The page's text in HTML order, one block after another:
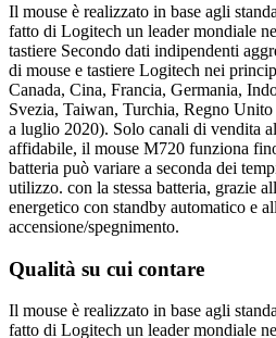
Il mouse è realizzato in base agli
fatto di Logitech un leader mondiale
tastiere Secondo dati indipendenti
di mouse e tastiere Logitech nei
Canada, Cina, Francia, Germania,
Svezia, Taiwan, Turchia, Regno
a luglio 2020). Solo canali di vendita
affidabile, il mouse M720 funziona
batteria può variare a seconda dei
utilizzo. con la stessa batteria, grazie
energetico con standby automatico e
accensione/spegnimento.
Qualità su cui contare
Il mouse è realizzato in base agli
fatto di Logitech un leader mondiale